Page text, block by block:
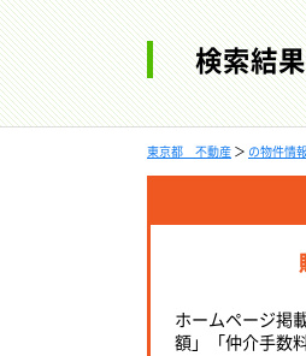
検索結
東京都 不動産 ＞ の物件情
ホームページ掲
額」「仲介手数